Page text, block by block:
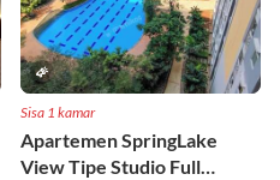
Sisa 1 kamar
Apartemen SpringLake
View Tipe Studio Full